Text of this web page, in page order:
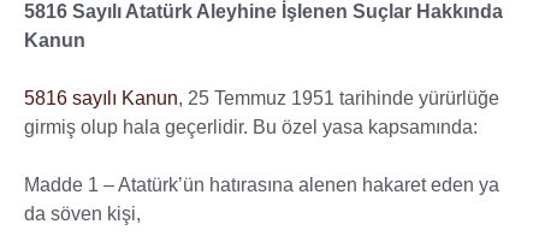
5816 Sayılı Atatürk Aleyhine İşlenen Suçlar Hakkında
Kanun
5816 sayılı Kanun, 25 Temmuz 1951 tarihinde yürürlüğe
girmiş olup hala geçerlidir. Bu özel yasa kapsamında:
Madde 1 – Atatürk’ün hatırasına alenen hakaret eden ya
da söven kişi,